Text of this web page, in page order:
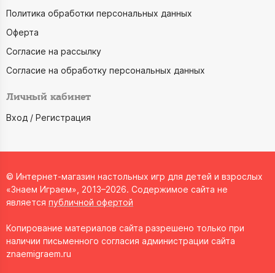
Политика обработки персональных данных
Оферта
Согласие на рассылку
Согласие на обработку персональных данных
Личный кабинет
Вход / Регистрация
© Интернет-магазин настольных игр для детей и взрослых
«Знаем Играем», 2013–2026. Содержимое сайта не
является публичной офертой
Копирование материалов сайта разрешено только при
наличии письменного согласия администрации сайта
znaemigraem.ru